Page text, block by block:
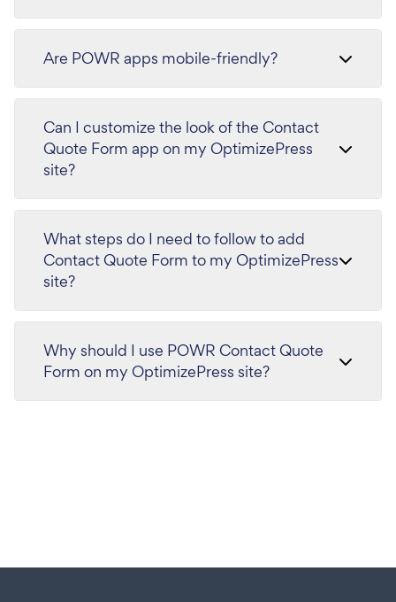
Are POWR apps mobile-friendly?
Can I customize the look of the Contact
Quote Form app on my OptimizePress
site?
What steps do I need to follow to add
Contact Quote Form to my OptimizePress
site?
Why should I use POWR Contact Quote
Form on my OptimizePress site?